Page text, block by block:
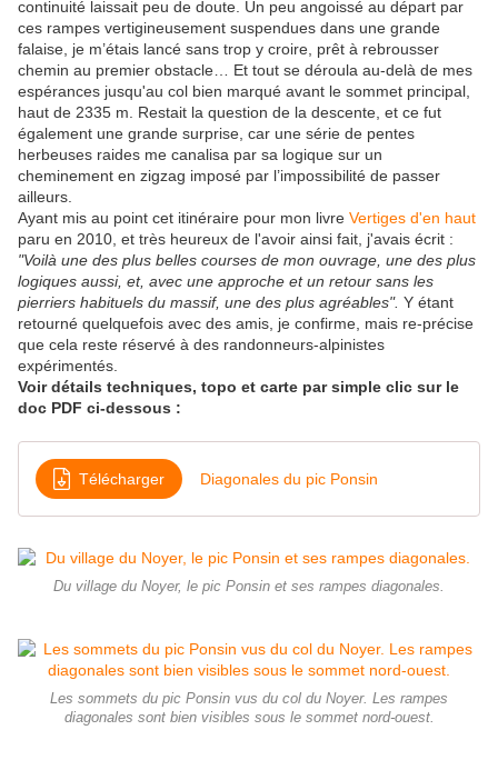
continuité laissait peu de doute. Un peu angoissé au départ par
ces rampes vertigineusement suspendues dans une grande
falaise, je m’étais lancé sans trop y croire, prêt à rebrousser
chemin au premier obstacle… Et tout se déroula au-delà de mes
espérances jusqu'au col bien marqué avant le sommet principal,
haut de 2335 m. Restait la question de la descente, et ce fut
également une grande surprise, car une série de pentes
herbeuses raides me canalisa par sa logique sur un
cheminement en zigzag imposé par l’impossibilité de passer
ailleurs.
Ayant mis au point cet itinéraire pour mon livre Vertiges d'en haut
paru en 2010, et très heureux de l'avoir ainsi fait, j'avais écrit :
"Voilà une des plus belles courses de mon ouvrage, une des plus
logiques aussi, et, avec une approche et un retour sans les
pierriers habituels du massif, une des plus agréables". Y étant
retourné quelquefois avec des amis, je confirme, mais re-précise
que cela reste réservé à des randonneurs-alpinistes
expérimentés.
Voir détails techniques, topo et carte par simple clic sur le
doc PDF ci-dessous :
Télécharger Diagonales du pic Ponsin
Du village du Noyer, le pic Ponsin et ses rampes diagonales.
Les sommets du pic Ponsin vus du col du Noyer. Les rampes
diagonales sont bien visibles sous le sommet nord-ouest.